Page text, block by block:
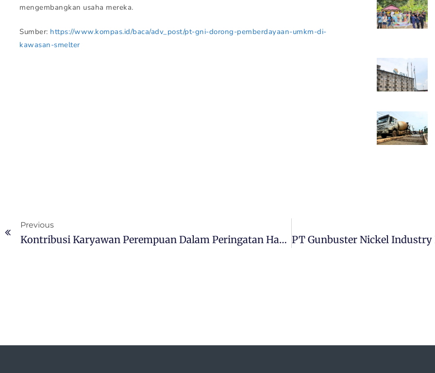
mengembangkan usaha mereka.
Sumber: https://www.kompas.id/baca/adv_post/pt-gni-dorong-pemberdayaan-umkm-di-
kawasan-smelter
Previous
Kontribusi Karyawan Perempuan Dalam Peringatan Hari Perempuan Internasional Di PT GNI